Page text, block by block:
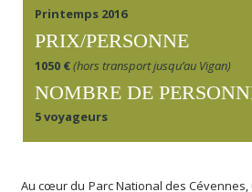
Printemps 2016
PRIX/PERSONNE
1050 €(hors transport jusqu’au Vigan)
NOMBRE DE
5 voyageurs
Au cœur du Parc National des